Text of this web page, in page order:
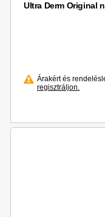
Ultra Derm Original
Árakért és
regisztráljon.